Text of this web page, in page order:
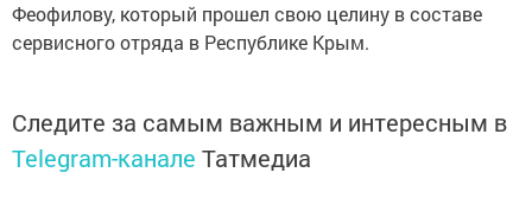
Феофилову, который прошел свою целину в составе
сервисного отряда в Республике Крым.
Следите за самым важным и интересным в
Telegram-канале Татмедиа